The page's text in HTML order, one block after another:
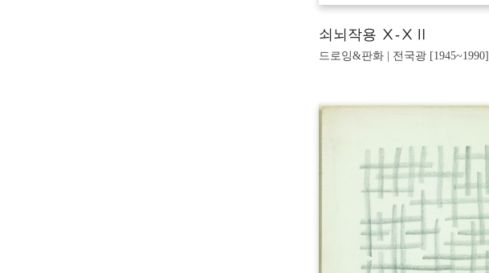
쇠뇌작용 Ⅹ-ⅩⅡ
드로잉&판화 | 전국광 [1945~1990]